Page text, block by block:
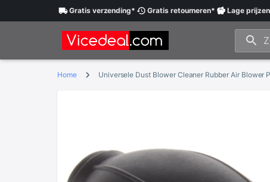
Gratisverzending* Gratisretourneren* Lageprijzen
Home